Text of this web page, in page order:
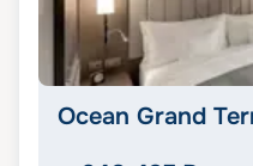
Ocean Grand